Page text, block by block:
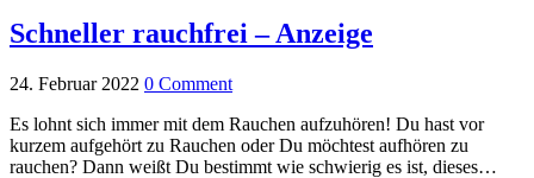
Schneller rauchfrei – Anzeige
24. Februar 2022 0 Comment
Es lohnt sich immer mit dem Rauchen aufzuhören! Du hast vor
kurzem aufgehört zu Rauchen oder Du möchtest aufhören zu
rauchen? Dann weißt Du bestimmt wie schwierig es ist, dieses…